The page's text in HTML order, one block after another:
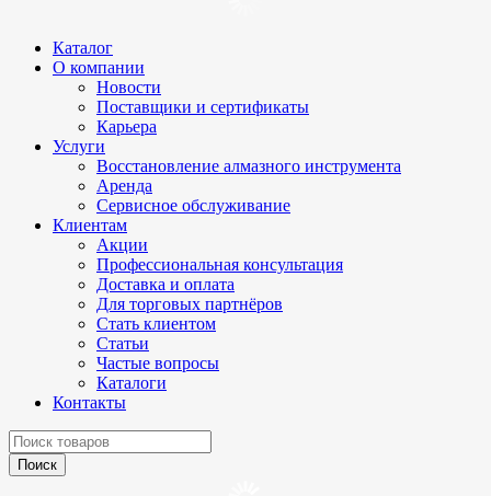
Каталог
О компании
Новости
Поставщики и сертификаты
Карьера
Услуги
Восстановление алмазного инструмента
Аренда
Сервисное обслуживание
Клиентам
Акции
Профессиональная консультация
Доставка и оплата
Для торговых партнёров
Стать клиентом
Статьи
Частые вопросы
Каталоги
Контакты